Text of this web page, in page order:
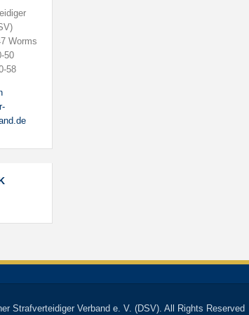
Worms
50
58
Strafverteidiger Verband e. V. (DSV). All Rights Reserved